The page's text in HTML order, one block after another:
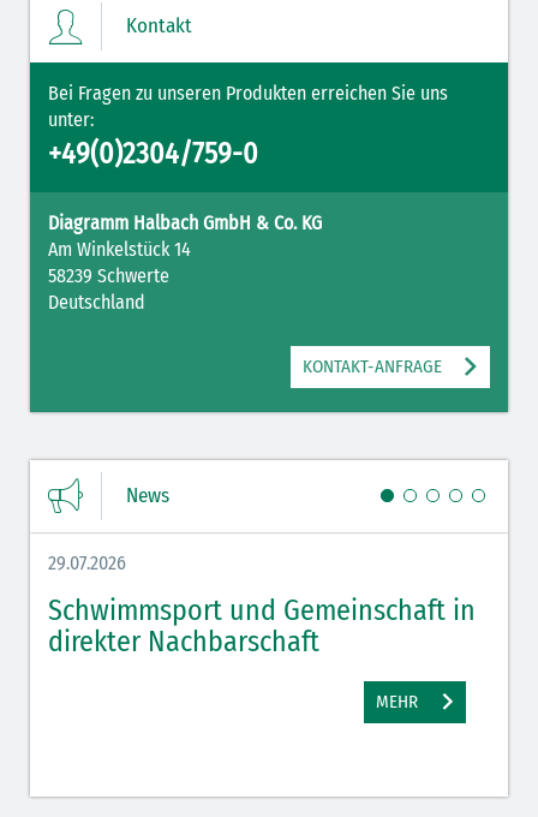
Kontakt
Bei Fragen zu unseren Produkten erreichen Sie uns
unter:
+49(0)2304/759-0
Diagramm Halbach GmbH & Co. KG
Am Winkelstück 14
58239 Schwerte
Deutschland
KONTAKT-ANFRAGE
News
29.07.2026
Schwimmsport und Gemeinschaft in
direkter Nachbarschaft
MEHR